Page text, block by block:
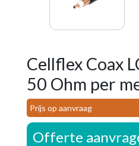
Cellflex Coax
50 Ohm per
Prijs op aanvraag
Offerte